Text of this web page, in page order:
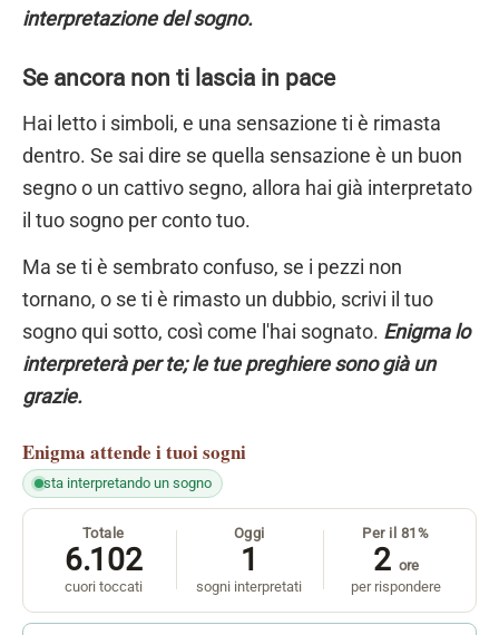
interpretazione del sogno.
Se ancora non ti lascia in pace
Hai letto i simboli, e una sensazione ti è rimasta
dentro. Se sai dire se quella sensazione è un buon
segno o un cattivo segno, allora hai già interpretato
il tuo sogno per conto tuo.
Ma se ti è sembrato confuso, se i pezzi non
tornano, o se ti è rimasto un dubbio, scrivi il tuo
sogno qui sotto, così come l'hai sognato. Enigma lo
interpreterà per te; le tue preghiere sono già un
grazie.
Enigma attende i tuoi sogni
sta interpretando un sogno
Totale
6.102
cuori toccati
Oggi
1
sogni interpretati
Per il 81%
2 ore
per rispondere